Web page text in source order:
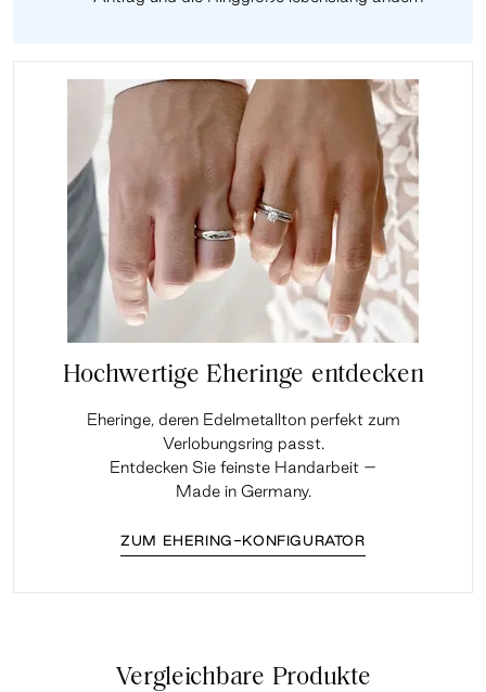
Hochwertige Eheringe entdecken
Eheringe, deren Edelmetallton perfekt zum
Verlobungsring passt.
Entdecken Sie feinste Handarbeit –
Made in Germany.
ZUM EHERING-KONFIGURATOR
Vergleichbare Produkte